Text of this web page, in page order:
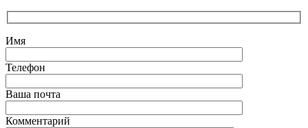
Имя
Телефон
Ваша почта
Комментарий